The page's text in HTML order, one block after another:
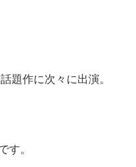
題作に次々に出演。
す。